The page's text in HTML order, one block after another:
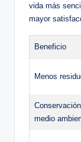
vida más
mayor
Beneficio
Menos
medio